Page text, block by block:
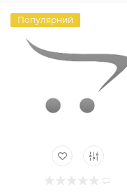
Популярний